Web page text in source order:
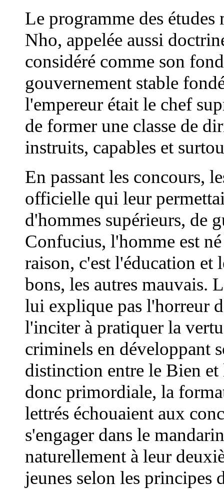
Le programme des
Nho, appelée aussi
considéré comme son
gouvernement stable
l'empereur était le chef
de former une classe de
instruits, capables et
En passant les concours,
officielle qui leur
d'hommes supérieurs, de
Confucius, l'homme est
raison, c'est l'éducation et
bons, les autres mauvais.
lui explique pas l'horreur
l'inciter à pratiquer la
criminels en développant
distinction entre le Bien
donc primordiale, la
lettrés échouaient aux
s'engager dans le
naturellement à leur
jeunes selon les principes